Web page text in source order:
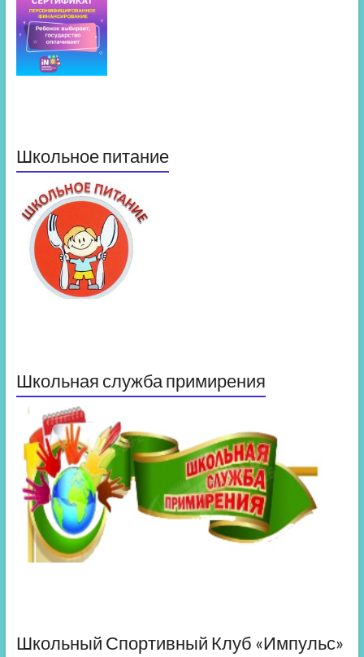
Школьное питание
Школьная служба примирения
Школьный Спортивный Клуб «Импульс»